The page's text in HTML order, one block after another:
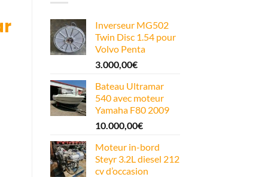
Inverseur MG502
Twin Disc 1.54 pour
Volvo Penta
3.000,00€
Bateau Ultramar
540 avec moteur
Yamaha F80 2009
10.000,00€
Moteur in-bord
Steyr 3.2L diesel 212
cv d’occasion